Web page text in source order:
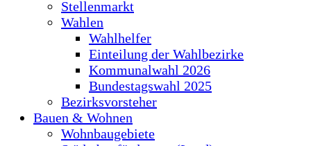
Stellenmarkt
Wahlen
Wahlhelfer
Einteilung der Wahlbezirke
Kommunalwahl 2026
Bundestagswahl 2025
Bezirksvorsteher
Bauen & Wohnen
Wohnbaugebiete